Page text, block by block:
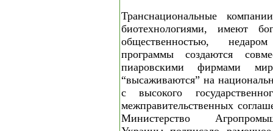
Транснациональные
биотехнологиями, имеют
общественностью,
программы создаются
пиаровскими фирмами
“высаживаются” на
с высокого
межправительственных
Министерство